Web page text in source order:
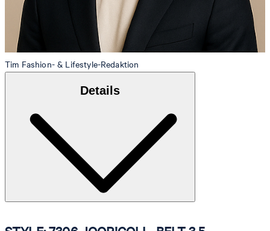
Tim Fashion- & Lifestyle-Redaktion
Details